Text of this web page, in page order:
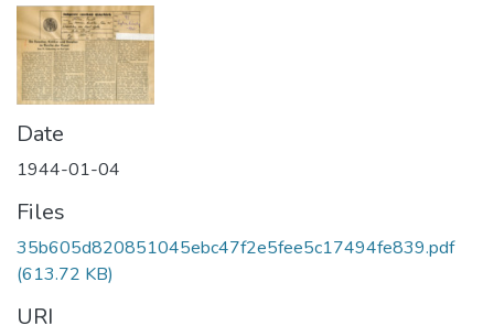
Date
1944-01-04
Files
35b605d820851045ebc47f2e5fee5c17494fe839.pdf
(613.72 KB)
URI